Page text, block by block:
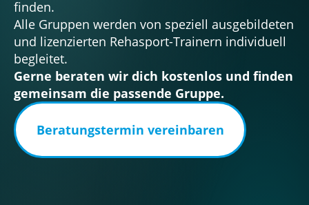
finden.
Alle Gruppen werden von speziell ausgebildeten
und lizenzierten Rehasport-Trainern individuell
begleitet.
Gerne beraten wir dich kostenlos und finden
gemeinsam die passende Gruppe.
Beratungstermin vereinbaren